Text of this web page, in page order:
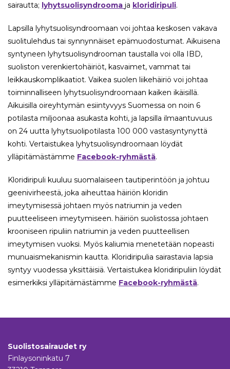
sairautta; lyhytsuolisyndrooma ja kloridiripuli.
Lapsilla lyhytsuolisyndroomaan voi johtaa keskosen vakava
suolitulehdus tai synnynnäiset epämuodostumat. Aikuisena
syntyneen lyhytsuolisyndrooman taustalla voi olla IBD,
suoliston verenkiertohäiriöt, kasvaimet, vammat tai
leikkauskomplikaatiot. Vaikea suolen liikehäiriö voi johtaa
toiminnalliseen lyhytsuolisyndroomaan kaiken ikäisillä.
Aikuisilla oireyhtymän esiintyvyys Suomessa on noin 6
potilasta miljoonaa asukasta kohti, ja lapsilla ilmaantuvuus
on 24 uutta lyhytsuolipotilasta 100 000 vastasyntynyttä
kohti. Vertaistukea lyhytsuolisyndroomaan löydät
ylläpitämästämme Facebook-ryhmästä.
Kloridiripuli kuuluu suomalaiseen tautiperintöön ja johtuu
geenivirheestä, joka aiheuttaa häiriön kloridin
imeytymisessä johtaen myös natriumin ja veden
puutteeliseen imeytymiseen. häiriön suolistossa johtaen
krooniseen ripuliin natriumin ja veden puutteellisen
imeytymisen vuoksi. Myös kaliumia menetetään nopeasti
munuaismekanismin kautta. Kloridiripulia sairastavia lapsia
syntyy vuodessa yksittäisiä. Vertaistukea kloridiripuliin löydät
esimerkiksi ylläpitämästämme Facebook-ryhmästä.
Suolistosairaudet ry
Finlaysoninkatu 7